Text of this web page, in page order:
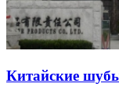
Китайские